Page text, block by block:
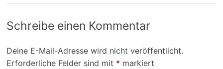
Schreibe einen Kommentar
Deine E-Mail-Adresse wird nicht veröffentlicht.
Erforderliche Felder sind mit * markiert